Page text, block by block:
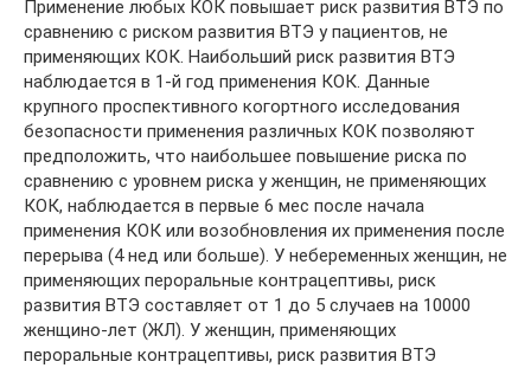
Применение любых КОК повышает риск развития ВТЭ по
сравнению с риском развития ВТЭ у пациентов, не
применяющих КОК. Наибольший риск развития ВТЭ
наблюдается в 1-й год применения КОК. Данные
крупного проспективного когортного исследования
безопасности применения различных КОК позволяют
предположить, что наибольшее повышение риска по
сравнению с уровнем риска у женщин, не применяющих
КОК, наблюдается в первые 6 мес после начала
применения КОК или возобновления их применения после
перерыва (4 нед или больше). У небеременных женщин, не
применяющих пероральные контрацептивы, риск
развития ВТЭ составляет от 1 до 5 случаев на 10000
женщино-лет (ЖЛ). У женщин, применяющих
пероральные контрацептивы, риск развития ВТЭ